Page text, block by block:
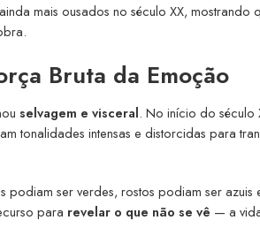
mais ousados no século XX, mostrando
Bruta da Emoção
selvagem e visceral. No início do século
tonalidades intensas e distorcidas para
podiam ser verdes, rostos podiam ser
para revelar o que não se vê — a